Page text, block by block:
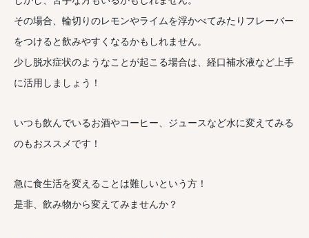
その場合、輪切りのレモンやライムを浮かべてみたりフレーバー
をつけると飲みやすくなるかもしれません。
少し脱水症状のようなことが起こる場合は、経口補水液など上手
に活用しましょう！
いつも飲んでいるお酒やコーヒー、ジュースなど水に変えてみる
のもおススメです！
急に食生活を変えることは難しいという方！
是非、飲み物から変えてみませんか？